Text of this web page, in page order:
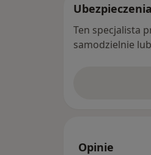
Ten specjalista
samodzielnie
Opinie